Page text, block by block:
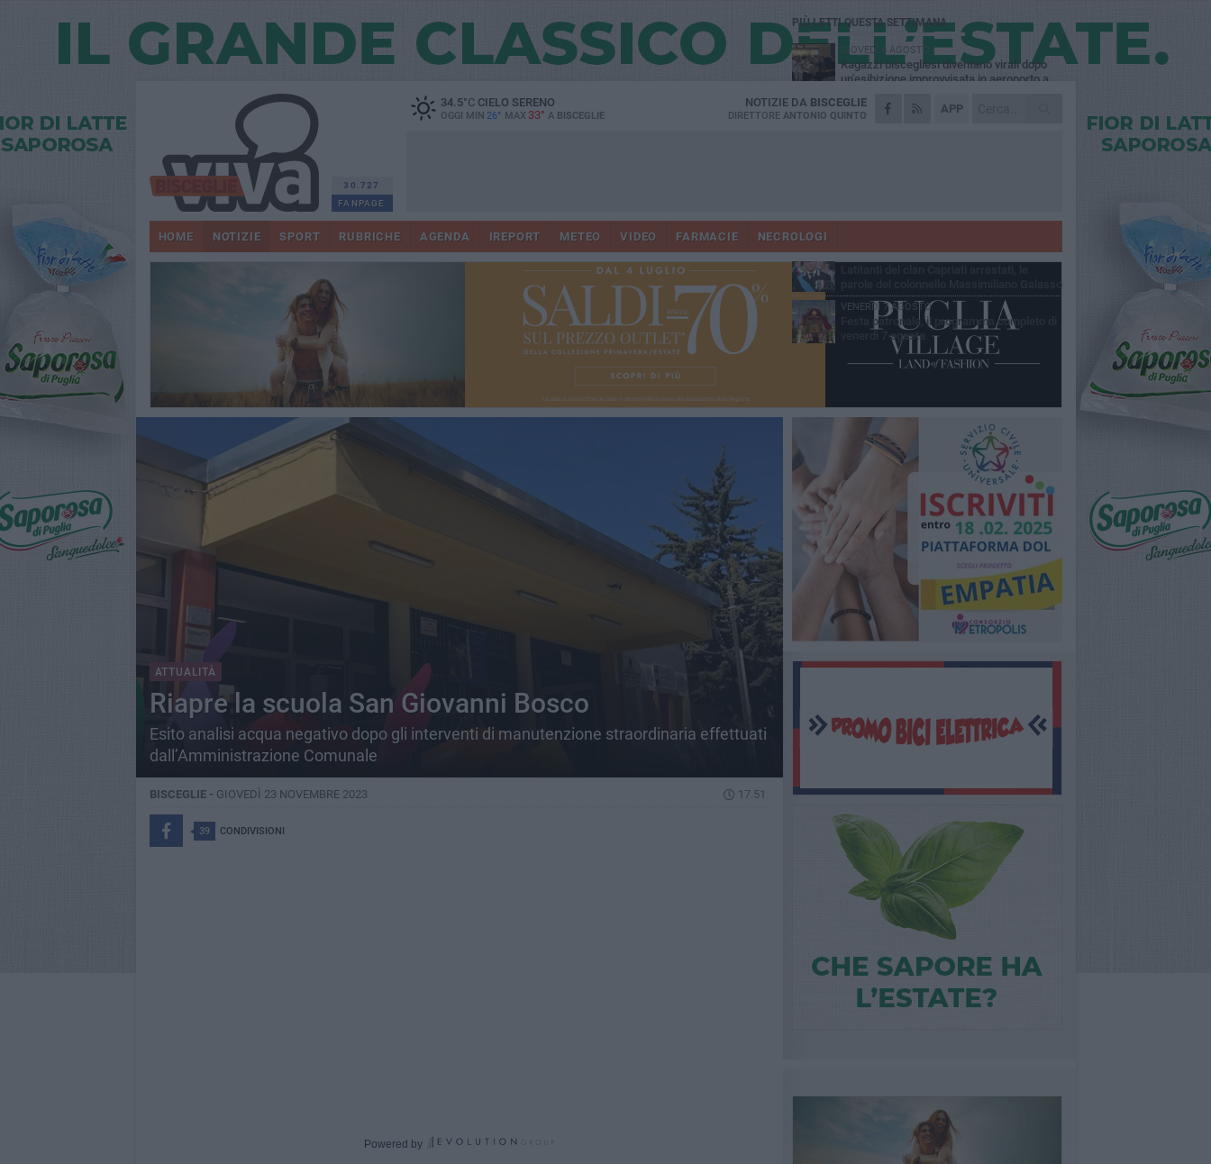
30.727
FANPAGE
34.5°CCIELO SERENO
OGGI MIN 26° MAX 33° A BISCEGLIE
APP
NOTIZIE DA BISCEGLIE
DIRETTORE ANTONIO QUINTO
HOME NOTIZIE SPORT RUBRICHE AGENDA IREPORT METEO VIDEO FARMACIE NECROLOGI
ATTUALITÀ
Riapre la scuola San Giovanni Bosco
Esito analisi acqua negativo dopo gli interventi di manutenzione straordinaria effettuati
dall’Amministrazione Comunale
BISCEGLIE - GIOVEDÌ 23 NOVEMBRE 2023 17.51
39 CONDIVISIONI
Powered by
PIÙ LETTI QUESTA SETTIMANA
GIOVEDÌ 6 AGOSTO
Ragazzi biscegliesi diventano virali dopo
un'esibizione improvvisata in aeroporto a
MARTEDÌ 4 AGOSTO
Emergenza caldo, il Comune di Bisceglie
Due auto incendiate nella notte in via Dieta
SABATO 8 AGOSTO
parole del colonnello Massimiliano Galasso
VENERDÌ 7 AGOSTO
Festa patronale, il programma completo di
venerdì 7 agosto